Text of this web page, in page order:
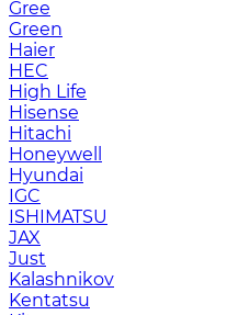
Gree
Green
Haier
HEC
High Life
Hisense
Hitachi
Honeywell
Hyundai
IGC
ISHIMATSU
JAX
Just
Kalashnikov
Kentatsu